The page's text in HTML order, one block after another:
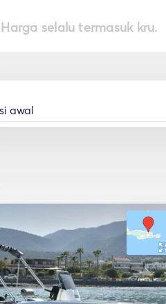
| Harga selalu termasuk kru.